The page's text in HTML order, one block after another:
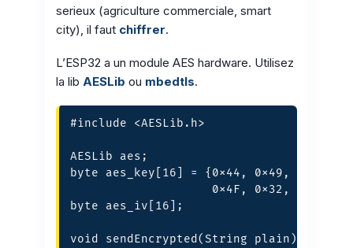
serieux (agriculture commerciale, smart
city), il faut chiffrer.
L’ESP32 a un module AES hardware. Utilisez
la lib AESLib ou mbedtls.
#include <AESLib.h>
AESLib aes;
byte aes_key[16] = {0x44, 0x49, 0x44,
0x4F, 0x32, 0x30,
byte aes_iv[16];
void sendEncrypted(String plain) {